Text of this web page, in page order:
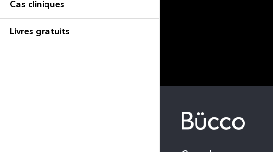
Cas cliniques
Livres gratuits